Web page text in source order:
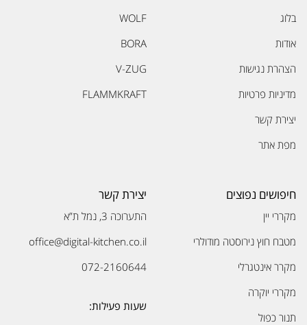
בלוג
אודות
הצהרת נגישות
מדיניות פרטיות
יצירת קשר
מפת אתר
WOLF
BORA
V-ZUG
FLAMMKRAFT
חיפושים נפוצים
מקררי יין
מטבח חוץ נירוסטה מודולרי
מקרר אינטגרלי
מקררי יוקרה
תנור כפול
יצירת קשר
התערוכה 3, נמל ת”א
office@digital-kitchen.co.il
072-2160644
שעות פעילות: